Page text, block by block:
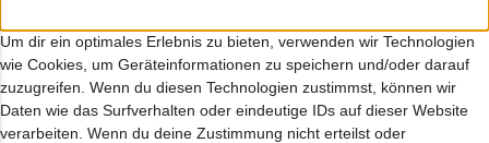
Um dir ein optimales Erlebnis zu bieten, verwenden wir Technologien
wie Cookies, um Geräteinformationen zu speichern und/oder darauf
zuzugreifen. Wenn du diesen Technologien zustimmst, können wir
Daten wie das Surfverhalten oder eindeutige IDs auf dieser Website
verarbeiten. Wenn du deine Zustimmung nicht erteilst oder